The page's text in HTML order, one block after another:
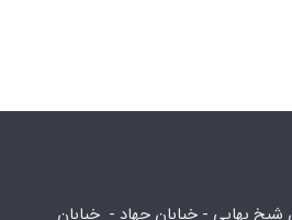
شیخ بهایی - خیابان جهاد - خیابان